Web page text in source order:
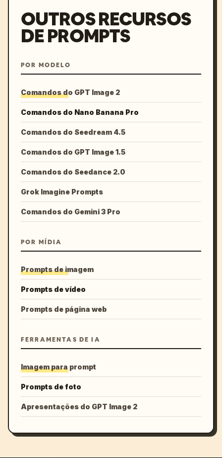
OUTROS RECURSOS
DE PROMPTS
POR MODELO
Comandos do GPT Image 2
Comandos do Nano Banana Pro
Comandos do Seedream 4.5
Comandos do GPT Image 1.5
Comandos do Seedance 2.0
Grok Imagine Prompts
Comandos do Gemini 3 Pro
POR MÍDIA
Prompts de imagem
Prompts de vídeo
Prompts de página web
FERRAMENTAS DE IA
Imagem para prompt
Prompts de foto
Apresentações do GPT Image 2